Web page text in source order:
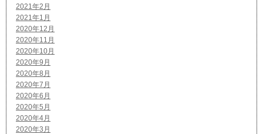
2021年2月
2021年1月
2020年12月
2020年11月
2020年10月
2020年9月
2020年8月
2020年7月
2020年6月
2020年5月
2020年4月
2020年3月